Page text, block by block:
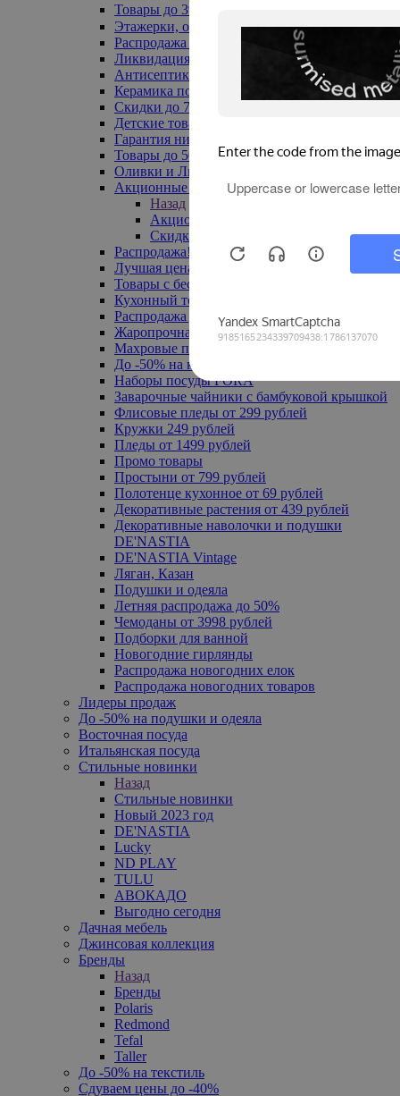
Товары до 399₽
Этажерки, обувницы
Распродажа текстиля до -50%
Ликвидация до -70%
Антисептики
Керамика по 129 руб
Скидки до 70%
Детские товары
Гарантия низкой цены
Товары до 500 руб
Оливки и Лимоны
Акционные товары
Назад
Акционные товары
Скидка 20% по промокоду
Распродажа! Ульяновск до -70%
Лучшая цена
Товары с бесплатной доставкой
Кухонный текстиль
Распродажа до -50%
Жаропрочная посуда
Махровые полотенца
До -50% на ковры
Наборы посуды FORA
Заварочные чайники с бамбуковой крышкой
Флисовые пледы от 299 рублей
Кружки 249 рублей
Пледы от 1499 рублей
Промо товары
Простыни от 799 рублей
Полотенце кухонное от 69 рублей
Декоративные растения от 439 рублей
Декоративные наволочки и подушки
DE'NASTIA
DE'NASTIA Vintage
Ляган, Казан
Подушки и одеяла
Летняя распродажа до 50%
Чемоданы от 3998 рублей
Подборки для ванной
Новогодние гирлянды
Распродажа новогодних елок
Распродажа новогодних товаров
Лидеры продаж
До -50% на подушки и одеяла
Восточная посуда
Итальянская посуда
Стильные новинки
Назад
Стильные новинки
Новый 2023 год
DE'NASTIA
Lucky
ND PLAY
TULU
АВОКАДО
Выгодно сегодня
Дачная мебель
Джинсовая коллекция
Бренды
Назад
Бренды
Polaris
Redmond
Tefal
Taller
До -50% на текстиль
Сдуваем цены до -40%